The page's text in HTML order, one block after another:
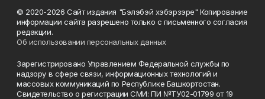
© 2020-2026 Сайт издания "Бэлэбэй хэбэрзэре" Копирование
информации сайта разрешено только с письменного согласия
редакции.
Об использовании персональных данных
Зарегистрировано Управлением Федеральной службы по
надзору в сфере связи, информационных технологий и
массовых коммуникаций по Республике Башкортостан.
Свидетельство о регистрации СМИ: ПИ №ТУ02-01799 от 19